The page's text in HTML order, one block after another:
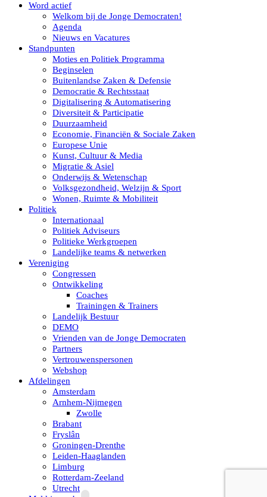
Word actief
Welkom bij de Jonge Democraten!
Agenda
Nieuws en Vacatures
Standpunten
Moties en Politiek Programma
Beginselen
Buitenlandse Zaken & Defensie
Democratie & Rechtsstaat
Digitalisering & Automatisering
Diversiteit & Participatie
Duurzaamheid
Economie, Financiën & Sociale Zaken
Europese Unie
Kunst, Cultuur & Media
Migratie & Asiel
Onderwijs & Wetenschap
Volksgezondheid, Welzijn & Sport
Wonen, Ruimte & Mobiliteit
Politiek
Internationaal
Politiek Adviseurs
Politieke Werkgroepen
Landelijke teams & netwerken
Vereniging
Congressen
Ontwikkeling
Coaches
Trainingen & Trainers
Landelijk Bestuur
DEMO
Vrienden van de Jonge Democraten
Partners
Vertrouwenspersonen
Webshop
Afdelingen
Amsterdam
Arnhem-Nijmegen
Zwolle
Brabant
Fryslân
Groningen-Drenthe
Leiden-Haaglanden
Limburg
Rotterdam-Zeeland
Utrecht